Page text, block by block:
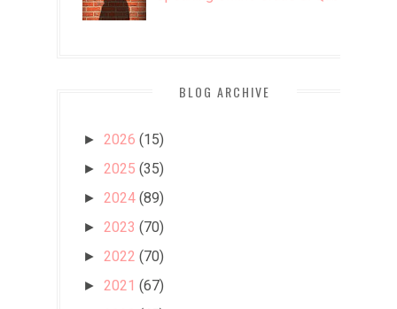
BLOG ARCHIVE
► 2026 (15)
► 2025 (35)
► 2024 (89)
► 2023 (70)
► 2022 (70)
► 2021 (67)